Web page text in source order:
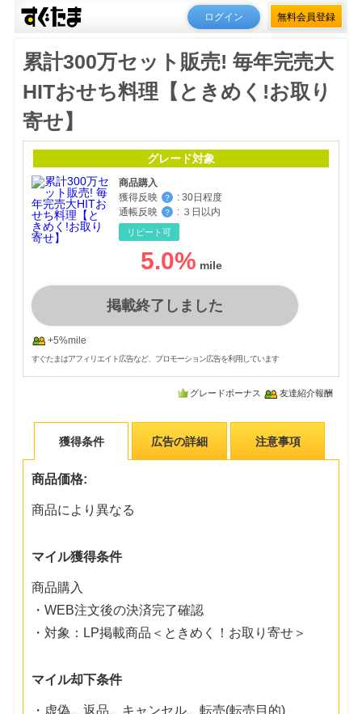
ログイン 無料会員登録
累計300万セット販売! 毎年完売大
HITおせち料理【ときめく!お取り
寄せ】
グレード対象
商品購入
獲得反映
？ : 30日程度
通帳反映
？ : ３日以内
リピート可
5.0%
掲載終了しました
+5%mile
すぐたまはアフィリエイト広告など、プロモーション広告を利用しています
グレードボーナス 友達紹介報酬
獲得条件 広告の詳細 注意事項
商品価格:
商品により異なる
マイル獲得条件
商品購入
・WEB注文後の決済完了確認
・対象：LP掲載商品＜ときめく！お取り寄せ＞
マイル却下条件
・虚偽、返品、キャンセル、転売(転売目的)